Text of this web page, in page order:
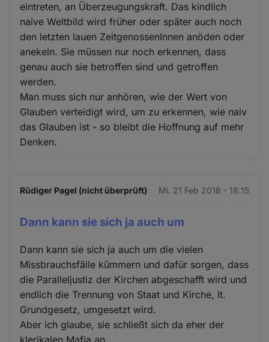
eintreten, an Überzeugungskraft. Das kindlich
naive Weltbild wird früher oder später auch noch
den letzten lauen ZeitgenossenInnen anöden oder
anekeln. Sie müssen nur noch erkennen, dass
genau auch sie betroffen sind und getroffen
werden.
Man muss sich nur anhören, wie der Wert von
Glauben verteidigt wird, um zu erkennen, wie naiv
das Glauben ist - so bleibt die Hoffnung auf mehr
Denken.
Rüdiger Pagel (nicht überprüft) Mi. 21 Feb 2018 - 18:15
Dann kann sie sich ja auch um
Dann kann sie sich ja auch um die vielen
Missbrauchsfälle kümmern und dafür sorgen, dass
die Paralleljustiz der Kirchen abgeschafft wird und
endlich die Trennung von Staat und Kirche, lt.
Grundgesetz, umgesetzt wird.
Aber ich glaube, sie schließt sich da eher der
klerikalen Mafia an.